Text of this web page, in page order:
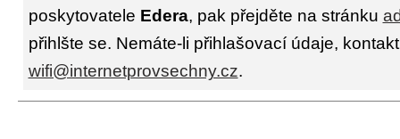
poskytovatele Edera, pak přejděte na stránku
přihlšte se. Nemáte-li přihlašovací údaje,
wifi@internetprovsechny.cz.